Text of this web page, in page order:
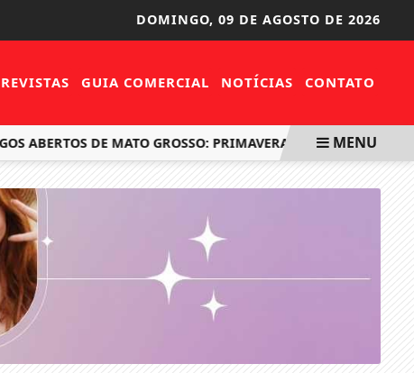
DOMINGO, 09 DE AGOSTO DE 2026
GUIA COMERCIAL NOTÍCIAS CONTATO
DE MATO GROSSO: PRIMAVERA DO LESTE SEDIA
MENU